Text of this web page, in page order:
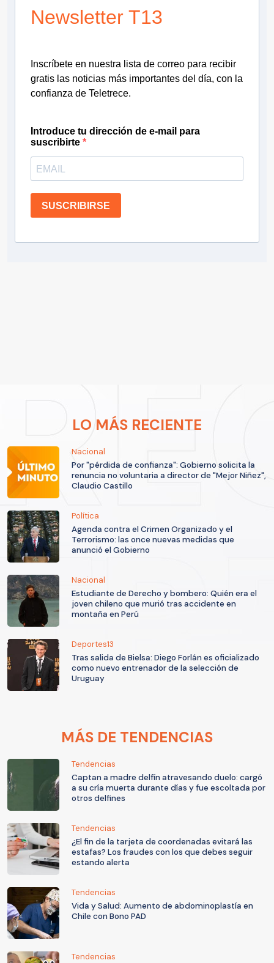
Newsletter T13
Inscríbete en nuestra lista de correo para recibir
gratis las noticias más importantes del día, con la
confianza de Teletrece.
Introduce tu dirección de e-mail para
suscribirte
SUSCRIBIRSE
LO MÁS RECIENTE
Nacional
Por "pérdida de confianza": Gobierno solicita la
renuncia no voluntaria a director de "Mejor Niñez",
Claudio Castillo
Política
Agenda contra el Crimen Organizado y el
Terrorismo: las once nuevas medidas que
anunció el Gobierno
Nacional
Estudiante de Derecho y bombero: Quién era el
joven chileno que murió tras accidente en
montaña en Perú
Deportes13
Tras salida de Bielsa: Diego Forlán es oficializado
como nuevo entrenador de la selección de
Uruguay
MÁS DE TENDENCIAS
Tendencias
Captan a madre delfín atravesando duelo: cargó
a su cría muerta durante días y fue escoltada por
otros delfines
Tendencias
¿El fin de la tarjeta de coordenadas evitará las
estafas? Los fraudes con los que debes seguir
estando alerta
Tendencias
Vida y Salud: Aumento de abdominoplastía en
Chile con Bono PAD
Tendencias